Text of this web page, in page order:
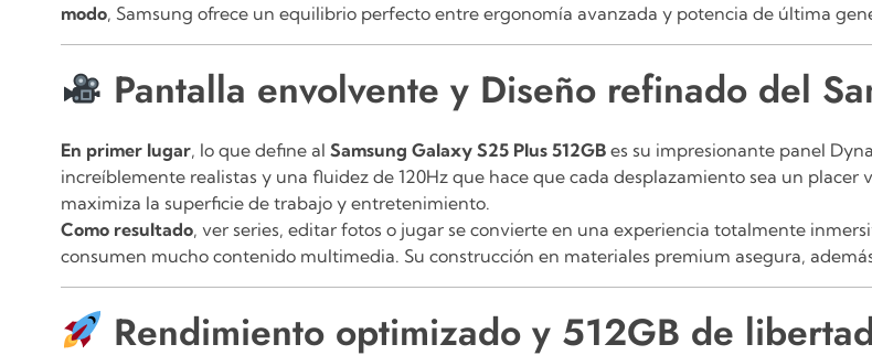
modo, Samsung ofrece un equilibrio perfecto entre ergonomía avanzada y potencia de última
Pantalla envolvente y Diseño refinado del
En primer lugar, lo que define al Samsung Galaxy S25 Plus 512GB es su impresionante panel
increíblemente realistas y una fluidez de 120Hz que hace que cada desplazamiento sea un placer
maximiza la superficie de trabajo y entretenimiento.
Como resultado, ver series, editar fotos o jugar se convierte en una experiencia totalmente
consumen mucho contenido multimedia. Su construcción en materiales premium asegura,
Rendimiento optimizado y 512GB de